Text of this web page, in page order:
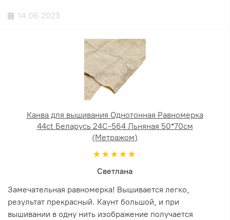
14.06.2023
Канва для вышивания Однотонная Равномерка
44ct Беларусь 24С-564 Льняная 50*70см
(Метражом)
Светлана
Замечательная равномерка! Вышивается легко,
результат прекрасный. Каунт большой, и при
вышивании в одну нить изображение получается